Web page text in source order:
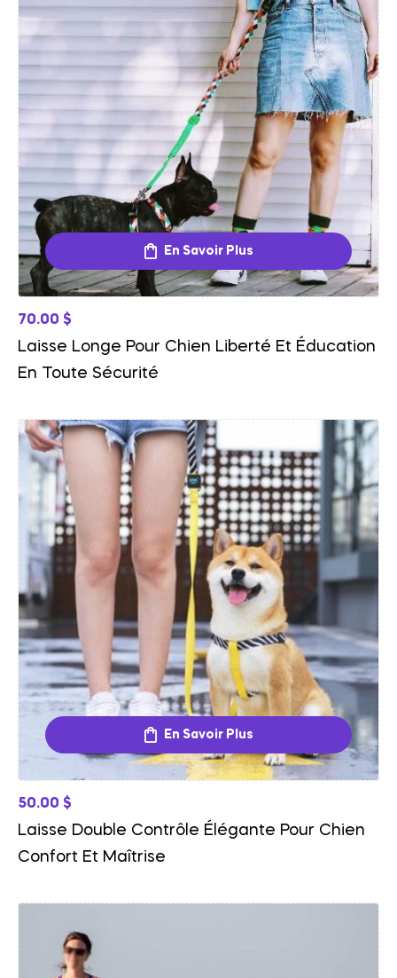
En Savoir Plus
70.00 $
Laisse Longe Pour Chien Liberté Et Éducation
En Toute Sécurité
En Savoir Plus
50.00 $
Laisse Double Contrôle Élégante Pour Chien
Confort Et Maîtrise